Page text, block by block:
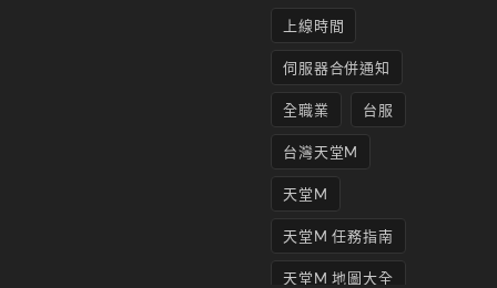
服，
上線時間
伺服器合併通知
全職業 台服
台灣天堂M
天堂M
天堂M 任務指南
天堂M 地圖大全